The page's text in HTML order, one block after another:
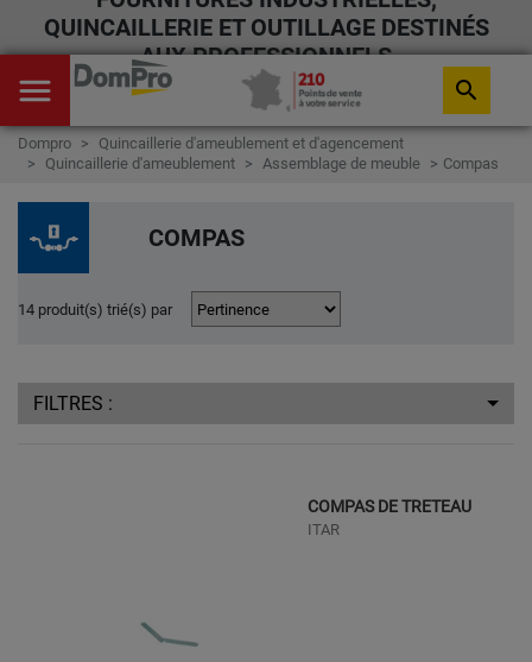
QUINCAILLERIE ET OUTILLAGE DESTINÉS
AUX PROFESSIONNELS
menu search
Dompro
Quincaillerie d'ameublement et d'agencement
Quincaillerie d'ameublement
Assemblage de meuble Compas
COMPAS
14 produit(s) trié(s) par
FILTRES :
COMPAS DE TRETEAU
ITAR